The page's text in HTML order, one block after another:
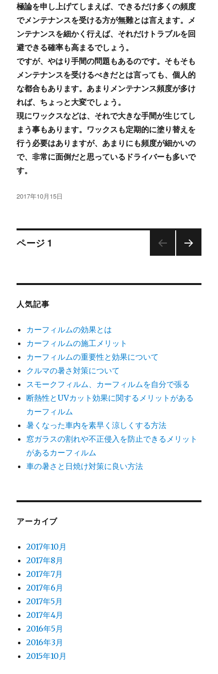
極論を申し上げてしまえば、できるだけ多くの頻度
でメンテナンスを受ける方が無難とは言えます。メ
ンテナンスを細かく行えば、それだけトラブルを回
避できる確率も高まるでしょう。
ですが、やはり手間の問題もあるのです。そもそも
メンテナンスを受けるべきだとは言っても、個人的
な都合もあります。あまりメンテナンス頻度が多け
れば、ちょっと大変でしょう。
現にワックスなどは、それで大きな手間が生じてし
まう事もあります。ワックスも定期的に塗り替えを
行う必要はありますが、あまりにも頻度が細かいの
で、非常に面倒だと思っているドライバーも多いで
す。
投
2017年10月15日
投
ナ
ビ
ゲ
ー
シ
ョ
ン
ページ 1
人気記事
カーフィルムの効果とは
カーフィルムの施工メリット
カーフィルムの重要性と効果について
クルマの暑さ対策について
スモークフィルム、カーフィルムを自分で張る
断熱性とUVカット効果に関するメリットがある
カーフィルム
暑くなった車内を素早く涼しくする方法
窓ガラスの割れや不正侵入を防止できるメリット
があるカーフィルム
車の暑さと日焼け対策に良い方法
アーカイブ
2017年10月
2017年8月
2017年7月
2017年6月
2017年5月
2017年4月
2016年5月
2016年3月
2015年10月